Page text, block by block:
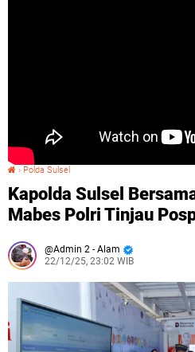
› Polda Sulsel
Kapolda Sulsel
Mabes Polri Tinjau
Admin 2 - Alam
22/12/25, 23:02 WIB